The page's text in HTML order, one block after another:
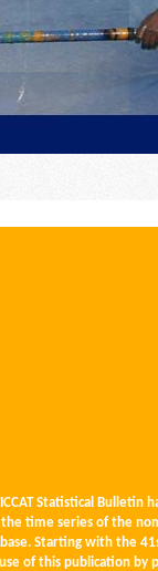
Statistical Bulletin
time series of the
Starting with the
of this publication by